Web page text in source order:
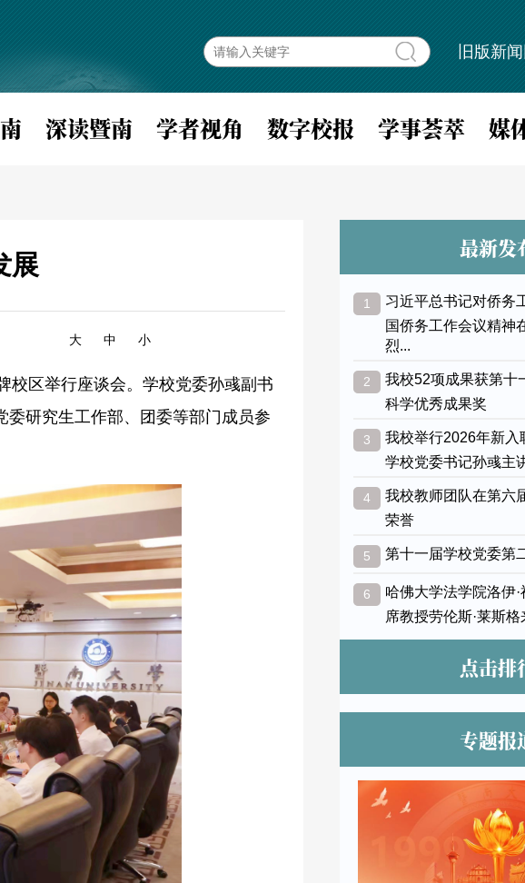
旧版新
深读暨南 学者视角 数字校报 学事荟萃 媒
展
大 中 小
校区举行座谈会。学校党委孙彧副书
研究生工作部、团委等部门成员参
最新发
1 习近平总书记对侨务
国侨务工作会议精神
烈...
2 我校52项成果获第十
科学优秀成果奖
3 我校举行2026年新入
学校党委书记孙彧主
4 我校教师团队在第六
荣誉
5 第十一届学校党委第
6 哈佛大学法学院洛伊
席教授劳伦斯·莱斯
点击排
专题报